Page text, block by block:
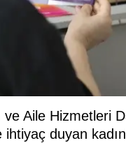
Aile Hizmetleri
ihtiyaç duyan